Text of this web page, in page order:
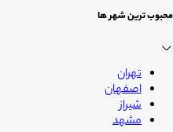
آنکه شما فرصت بیشتری برای زندگی
محبوب ترین شهر ها
تهران
اصفهان
شیراز
مشهد